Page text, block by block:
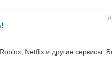
Netflix и другие сервисы.